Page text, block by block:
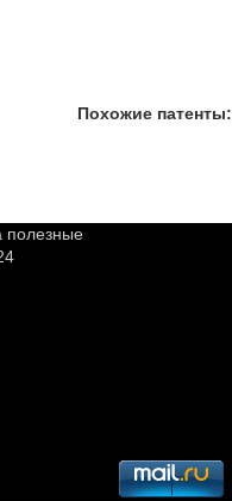
Похожие патенты:
полезные